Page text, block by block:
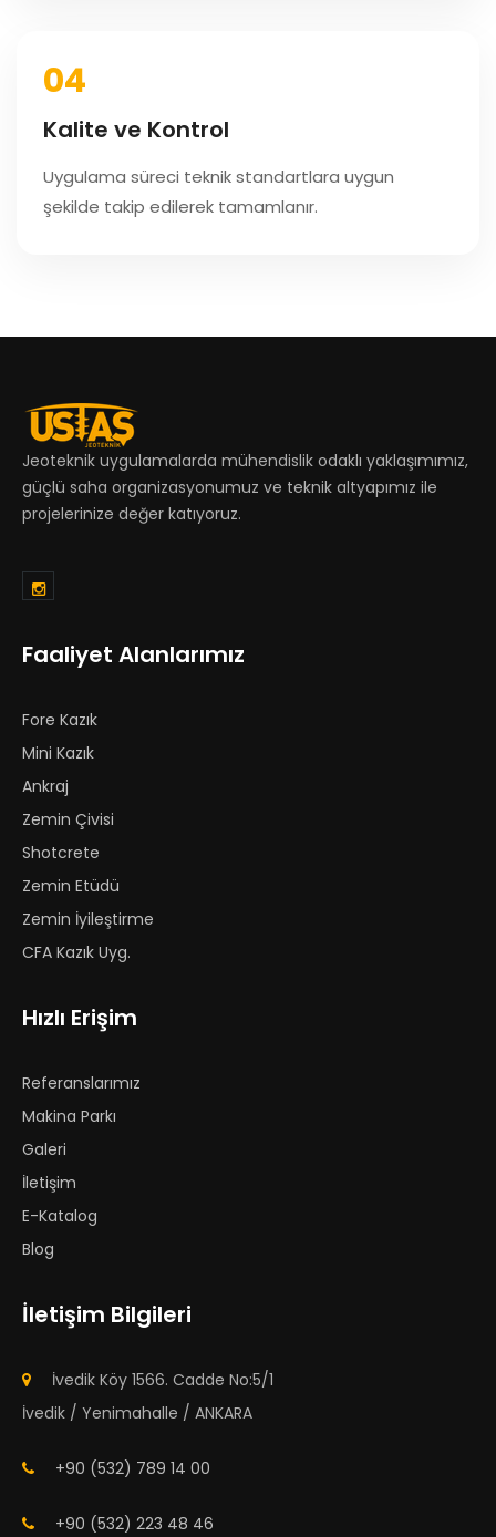
04
Kalite ve Kontrol
Uygulama süreci teknik standartlara uygun
şekilde takip edilerek tamamlanır.
Jeoteknik uygulamalarda mühendislik odaklı yaklaşımımız,
güçlü saha organizasyonumuz ve teknik altyapımız ile
projelerinize değer katıyoruz.
Faaliyet Alanlarımız
Fore Kazık
Mini Kazık
Ankraj
Zemin Çivisi
Shotcrete
Zemin Etüdü
Zemin İyileştirme
CFA Kazık Uyg.
Hızlı Erişim
Referanslarımız
Makina Parkı
Galeri
İletişim
E-Katalog
Blog
İletişim Bilgileri
İvedik Köy 1566. Cadde No:5/1
İvedik / Yenimahalle / ANKARA
+90 (532) 789 14 00
+90 (532) 223 48 46